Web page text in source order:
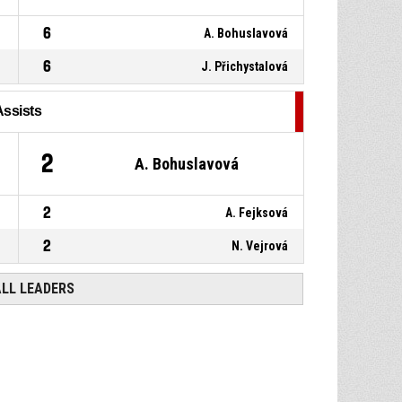
6 A. Bohuslavová
6 J. Přichystalová
2 A. Bohuslavová
2 A. Fejksová
2 N. Vejrová
LEADERS